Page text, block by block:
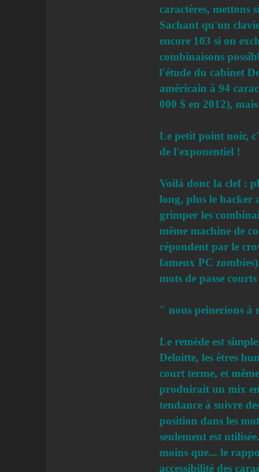
caractères, mettons
Sachant qu'un
encore 103 si on
combinaisons
l'étude du cabinet
américain à 94
000 $ en 2012),
Le petit point noir,
de l'exponentiel !
Voilà donc la clef :
long, plus le hacker
grimper les
même machine de
répondent par le
fameux PC
mots de passe
" nous peinerions à
Le remède est
Deloitte, les êtres
court terme, et
produirait un mix
tendance à suivre
position dans les
seulement est
moins que... le
accessibilité des